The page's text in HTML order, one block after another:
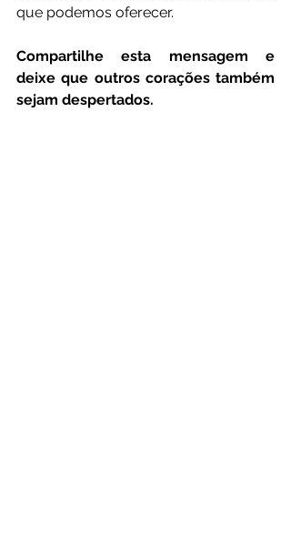
que podemos oferecer.
Compartilhe esta mensagem e
deixe que outros corações também
sejam despertados.